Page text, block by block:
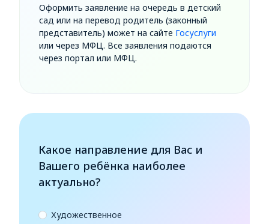
Оформить заявление на очередь в детский
сад или на перевод родитель (законный
представитель) может на сайте Госуслуги
или через МФЦ. Все заявления подаются
через портал или МФЦ.
Какое направление для Вас и
Вашего ребёнка наиболее
актуально?
Художественное